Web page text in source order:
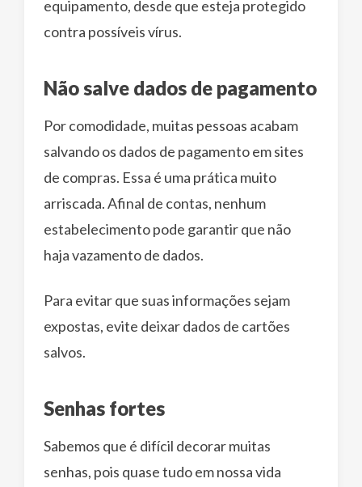
equipamento, desde que esteja protegido
contra possíveis vírus.
Não salve dados de pagamento
Por comodidade, muitas pessoas acabam
salvando os dados de pagamento em sites
de compras. Essa é uma prática muito
arriscada. Afinal de contas, nenhum
estabelecimento pode garantir que não
haja vazamento de dados.
Para evitar que suas informações sejam
expostas, evite deixar dados de cartões
salvos.
Senhas fortes
Sabemos que é difícil decorar muitas
senhas, pois quase tudo em nossa vida